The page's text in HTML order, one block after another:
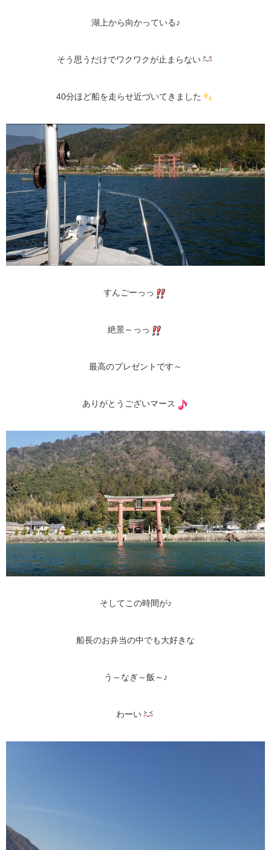
湖上から向かっている♪
そう思うだけでワクワクが止まらない
40分ほど船を走らせ近づいてきました
すんごーっっ
絶景～っっ
最高のプレゼントです～
ありがとうございマース
そしてこの時間が♪
船長のお弁当の中でも大好きな
う～なぎ～飯～♪
わーい